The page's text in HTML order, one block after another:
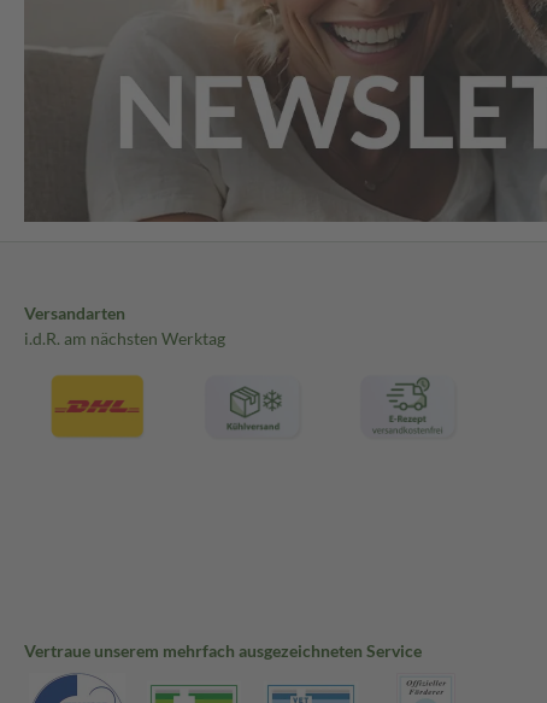
Versandarten
i.d.R. am nächsten Werktag
Vertraue unserem mehrfach ausgezeichneten Service